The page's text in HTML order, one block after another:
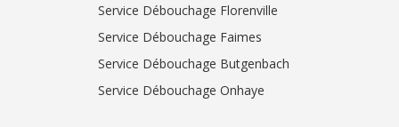
Service Débouchage Florenville
Service Débouchage Faimes
Service Débouchage Butgenbach
Service Débouchage Onhaye